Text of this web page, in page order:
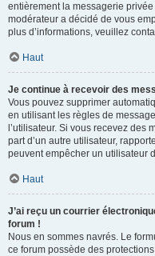
entièrement la messagerie
modérateur a décidé de vous
plus d’informations, veuillez
Haut
Je continue à recevoir des
Vous pouvez supprimer
en utilisant les règles de
l’utilisateur. Si vous recevez
part d’un autre utilisateur,
peuvent empêcher un utilisateur
Haut
J’ai reçu un courrier
forum !
Nous en sommes navrés. Le
ce forum possède des